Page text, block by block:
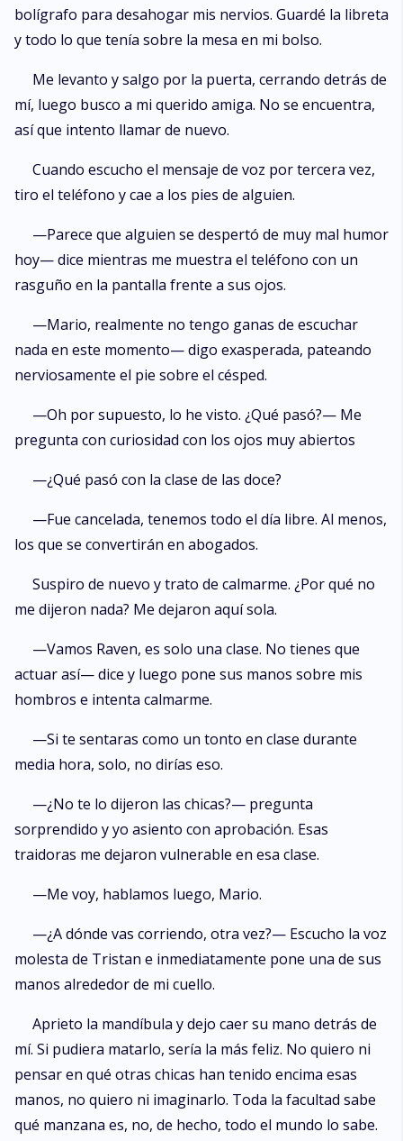
bolígrafo para desahogar mis nervios. Guardé la libreta
y todo lo que tenía sobre la mesa en mi bolso.
Me levanto y salgo por la puerta, cerrando detrás de
mí, luego busco a mi querido amiga. No se encuentra,
así que intento llamar de nuevo.
Cuando escucho el mensaje de voz por tercera vez,
tiro el teléfono y cae a los pies de alguien.
—Parece que alguien se despertó de muy mal humor
hoy— dice mientras me muestra el teléfono con un
rasguño en la pantalla frente a sus ojos.
—Mario, realmente no tengo ganas de escuchar
nada en este momento— digo exasperada, pateando
nerviosamente el pie sobre el césped.
—Oh por supuesto, lo he visto. ¿Qué pasó?— Me
pregunta con curiosidad con los ojos muy abiertos
—¿Qué pasó con la clase de las doce?
—Fue cancelada, tenemos todo el día libre. Al menos,
los que se convertirán en abogados.
Suspiro de nuevo y trato de calmarme. ¿Por qué no
me dijeron nada? Me dejaron aquí sola.
—Vamos Raven, ​​es solo una clase. No tienes que
actuar así— dice y luego pone sus manos sobre mis
hombros e intenta calmarme.
—Si te sentaras como un tonto en clase durante
media hora, solo, no dirías eso.
—¿No te lo dijeron las chicas?— pregunta
sorprendido y yo asiento con aprobación. Esas
traidoras me dejaron vulnerable en esa clase.
—Me voy, hablamos luego, Mario.
—¿A dónde vas corriendo, otra vez?— Escucho la voz
molesta de Tristan e inmediatamente pone una de sus
manos alrededor de mi cuello.
Aprieto la mandíbula y dejo caer su mano detrás de
mí. Si pudiera matarlo, sería la más feliz. No quiero ni
pensar en qué otras chicas han tenido encima esas
manos, no quiero ni imaginarlo. Toda la facultad sabe
qué manzana es, no, de hecho, todo el mundo lo sabe.